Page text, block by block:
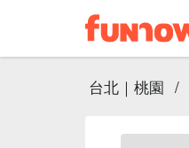
台北｜桃園 /